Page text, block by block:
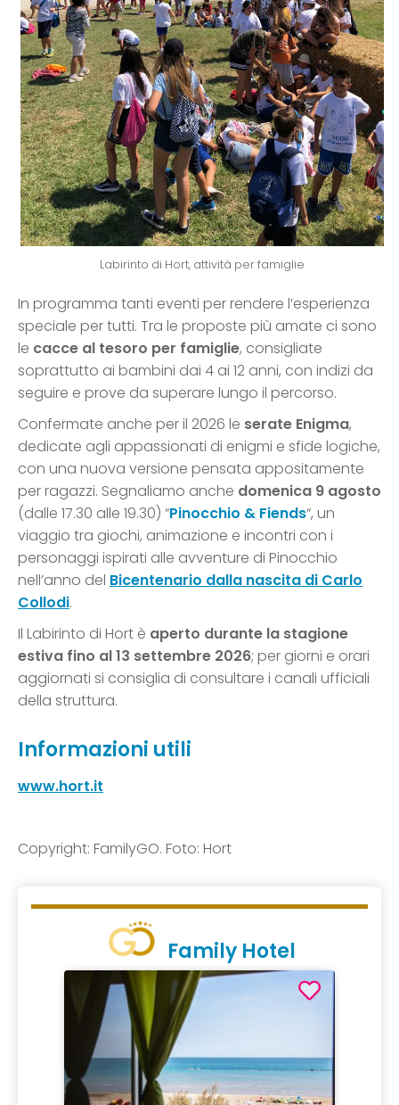
Labirinto di Hort, attività per famiglie
In programma tanti eventi per rendere l’esperienza
speciale per tutti. Tra le proposte più amate ci sono
le cacce al tesoro per famiglie, consigliate
soprattutto ai bambini dai 4 ai 12 anni, con indizi da
seguire e prove da superare lungo il percorso.
Confermate anche per il 2026 le serate Enigma,
dedicate agli appassionati di enigmi e sfide logiche,
con una nuova versione pensata appositamente
per ragazzi. Segnaliamo anche domenica 9 agosto
(dalle 17.30 alle 19.30) “Pinocchio & Fiends“, un
viaggio tra giochi, animazione e incontri con i
personaggi ispirati alle avventure di Pinocchio
nell’anno del Bicentenario dalla nascita di Carlo
Collodi.
Il Labirinto di Hort è aperto durante la stagione
estiva fino al 13 settembre 2026; per giorni e orari
aggiornati si consiglia di consultare i canali ufficiali
della struttura.
Informazioni utili
www.hort.it
Copyright: FamilyGO. Foto: Hort
Family Hotel